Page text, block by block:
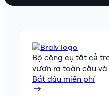
Bộ công cụ tất cả
vươn ra toàn cầu và
Bắt đầu miễn phí